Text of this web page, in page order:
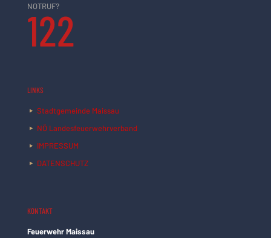
NOTRUF?
122
LINKS
Stadtgemeinde Maissau
NÖ Landesfeuerwehrverband
IMPRESSUM
DATENSCHUTZ
KONTAKT
Feuerwehr Maissau